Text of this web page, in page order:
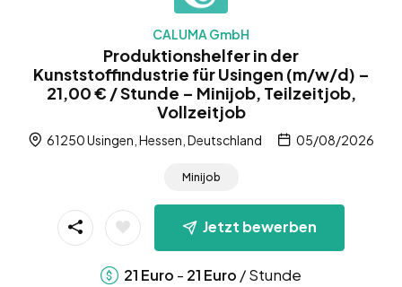
CALUMA GmbH
Produktionshelfer in der
Kunststoffindustrie für Usingen (m/w/d) –
21,00 € / Stunde – Minijob, Teilzeitjob,
Vollzeitjob
61250 Usingen, Hessen, Deutschland 05/08/2026
Minijob
Jetzt bewerben
21 Euro - 21 Euro / Stunde